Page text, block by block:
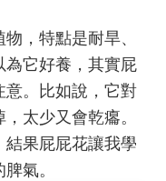
，特點是耐旱、
為它好養，其實屁
意。比如說，它對
太少又會乾癟。
果屁屁花讓我學
氣。